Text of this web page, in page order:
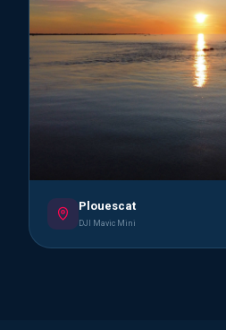
Plouescat
DJI Mavic Mini